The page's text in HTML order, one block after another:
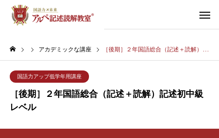
アカデミックな講座 ［後期］２年国語総合（記述＋読解）記述初中級レベル
国語力アップ低学年用講座
［後期］２年国語総合（記述＋読解）記述初中級
レベル